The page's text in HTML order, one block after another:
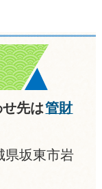
先は管財
坂東市岩